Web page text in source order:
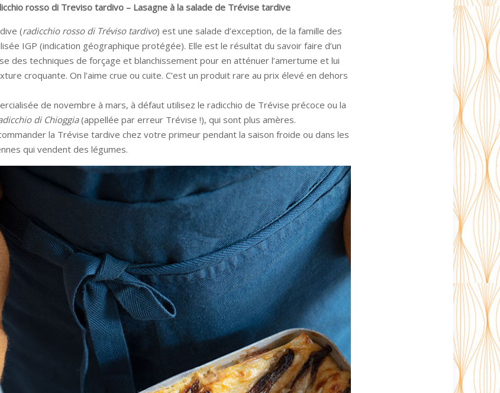
rosso di Treviso tardivo – Lasagne à la salade de Trévise tardive
(radicchio rosso di Tréviso tardivo) est une salade d’exception, de la famille des
IGP (indication géographique protégée). Elle est le résultat du savoir faire d’un
des techniques de forçage et blanchissement pour en atténuer l’amertume et lui
croquante. On l’aime crue ou cuite. C’est un produit rare au prix élevé en dehors
de novembre à mars, à défaut utilisez le radicchio de Trévise précoce ou la
di Chioggia(appellée par erreur Trévise !), qui sont plus amères.
la Trévise tardive chez votre primeur pendant la saison froide ou dans les
qui vendent des légumes.